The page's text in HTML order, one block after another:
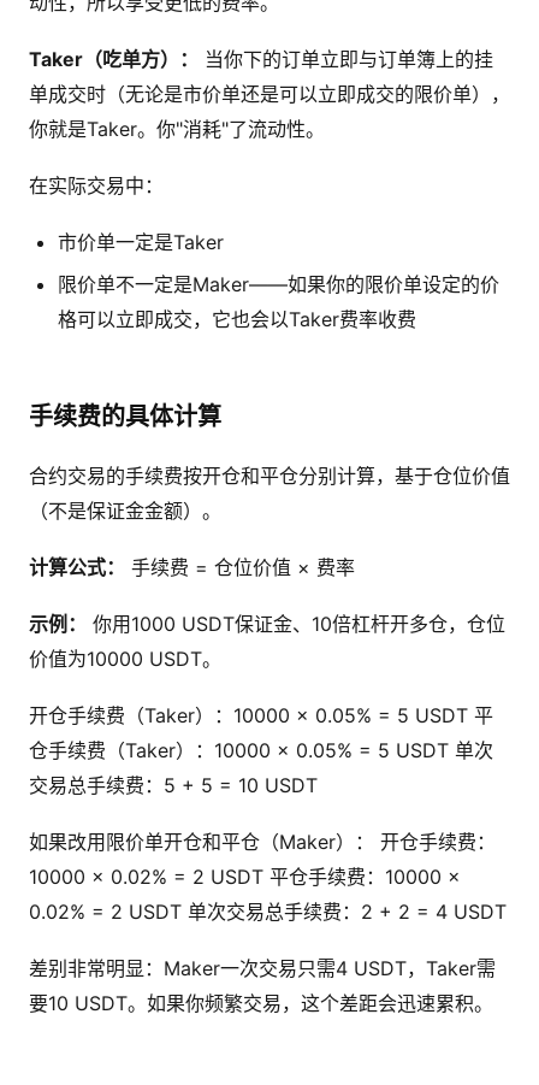
Taker（吃单方）：
当你下的订单立即与订单簿上的挂
单成交时（无论是市价单还是可以立即成交的限价单），
你就是Taker。你"消耗"了流动性。
在实际交易中：
市价单一定是Taker
限价单不一定是Maker——如果你的限价单设定的价
格可以立即成交，它也会以Taker费率收费
手续费的具体计算
合约交易的手续费按开仓和平仓分别计算，基于仓位价值
（不是保证金金额）。
计算公式： 手续费 = 仓位价值 × 费率
示例：
你用1000 USDT保证金、10倍杠杆开多仓，仓位
价值为10000 USDT。
开仓手续费（Taker）：10000 × 0.05% = 5 USDT 平
仓手续费（Taker）：10000 × 0.05% = 5 USDT 单次
交易总手续费：5 + 5 = 10 USDT
如果改用限价单开仓和平仓（Maker）： 开仓手续费：
10000 × 0.02% = 2 USDT 平仓手续费：10000 ×
0.02% = 2 USDT 单次交易总手续费：2 + 2 = 4 USDT
差别非常明显：Maker一次交易只需4 USDT，Taker需
要10 USDT。如果你频繁交易，这个差距会迅速累积。